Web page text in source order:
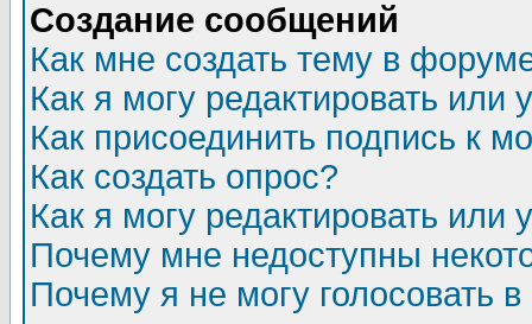
Создание сообщений
Как мне создать тему в
Как я могу редактировать или
Как присоединить подпись к
Как создать опрос?
Как я могу редактировать или
Почему мне недоступны
Почему я не могу голосовать